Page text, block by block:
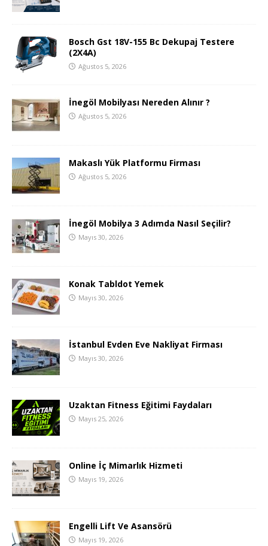
Bosch Gst 18V-155 Bc Dekupaj Testere
(2X4A)
Ağustos 5, 2026
İnegöl Mobilyası Nereden Alınır ?
Ağustos 5, 2026
Makaslı Yük Platformu Firması
Ağustos 5, 2026
İnegöl Mobilya 3 Adımda Nasıl Seçilir?
Mayıs 30, 2026
Konak Tabldot Yemek
Mayıs 30, 2026
İstanbul Evden Eve Nakliyat Firması
Mayıs 30, 2026
Uzaktan Fitness Eğitimi Faydaları
Mayıs 25, 2026
Online İç Mimarlık Hizmeti
Mayıs 19, 2026
Engelli Lift Ve Asansörü
Mayıs 19, 2026